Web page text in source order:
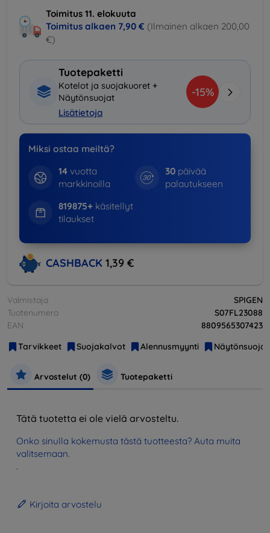
Toimitus 11. elokuuta
Toimitus alkaen 7,90 € (Ilmainen alkaen 200,00
€)
Tuotepaketti
Kotelot ja suojakuoret +
Näytönsuojat
Lisätietoja
-15%
Miksi ostaa meiltä?
14vuotta
markkinoilla
30 päivää
palautukseen
819875+käsitellyt
tilaukset
CASHBACK 1,39 €
Valmistaja
SPIGEN
Tuotenumero
S07FL23088
EAN
8809565307423
Tarvikkeet
Suojakalvot Alennusmyynti Näytönsuojat
Arvostelut (0) Tuotepaketti
Tätä tuotetta ei ole vielä arvosteltu.
Onko sinulla kokemusta tästä tuotteesta? Auta muita
valitsemaan.
.
Kirjoita arvostelu